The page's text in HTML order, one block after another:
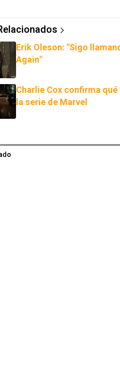
Erik Oleson: "Sigo
Again"
Charlie Cox confirma
la serie de Marvel